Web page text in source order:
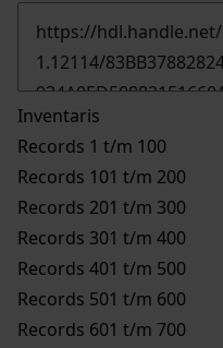
Inventaris
Records 1 t/m 100
Records 101 t/m 200
Records 201 t/m 300
Records 301 t/m 400
Records 401 t/m 500
Records 501 t/m 600
Records 601 t/m 700